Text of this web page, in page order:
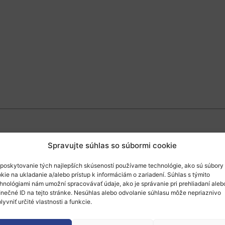
Spravujte súhlas so súbormi cookie
tých najlepších skúseností používame technológie, ako sú súbory
na ukladanie a/alebo prístup k informáciám o zariadení. Súhlas s týmito
nám umožní spracovávať údaje, ako je správanie pri prehliadaní
ID na tejto stránke. Nesúhlas alebo odvolanie súhlasu môže nepriaznivo
určité vlastnosti a funkcie.
Accelerate sa zameriava na
v európskom výrobnom ekosystéme.
a technológiami, ktoré riešia kritické
stať sa efektívnejším, odolnejším,
okruhy definované vo výzve